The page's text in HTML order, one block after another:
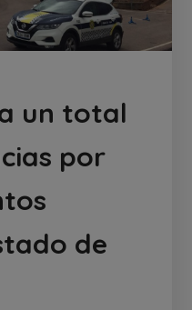
un total
por
de